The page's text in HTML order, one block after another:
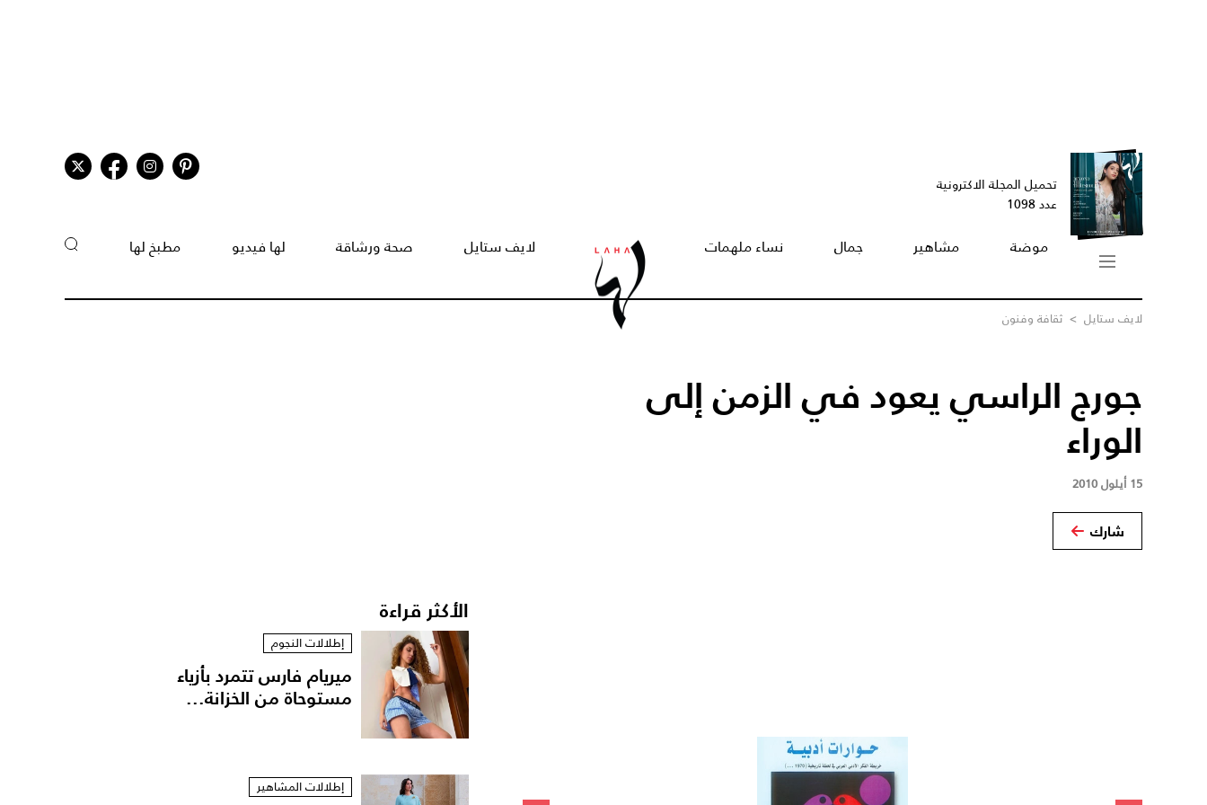
تحميل المجلة الاكترونية
عدد 1098
موضة مشاهير جمال نساء ملهمات لايف ستايل صحة ورشاقة لها فيديو مطبخ لها
لايف ستايل > ثقافة وفنون
جورج الراسي يعود في الزمن إلى
الوراء
15 أيلول 2010
شارك
الأكثر قراءة
إطلالات النجوم
ميريام فارس تتمرد بأزياء
مستوحاة من الخزانة...
إطلالات المشاهير